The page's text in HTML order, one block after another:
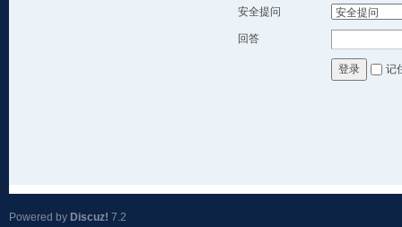
安全提问
回答
登录 记
Powered by Discuz! 7.2